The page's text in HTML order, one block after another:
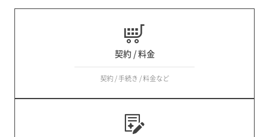
契約 / 料金
契約 / 手続き / 料金など